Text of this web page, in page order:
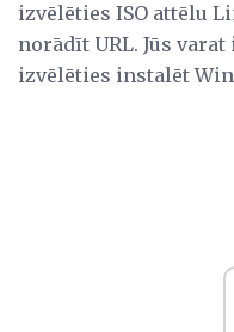
izvēlēties ISO attēlu
norādīt URL. Jūs
izvēlēties instalēt